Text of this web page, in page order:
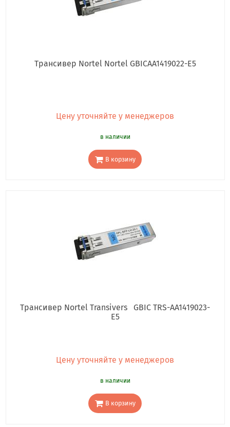
Трансивер Nortel Nortel GBICAA1419022-E5
Цену уточняйте у менеджеров
в наличии
В корзину
Трансивер Nortel Transivers GBIC TRS-AA1419023-
E5
Цену уточняйте у менеджеров
в наличии
В корзину